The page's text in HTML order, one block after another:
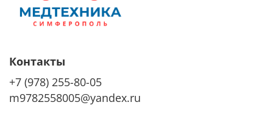
Контакты
+7 (978) 255-80-05
m9782558005@yandex.ru